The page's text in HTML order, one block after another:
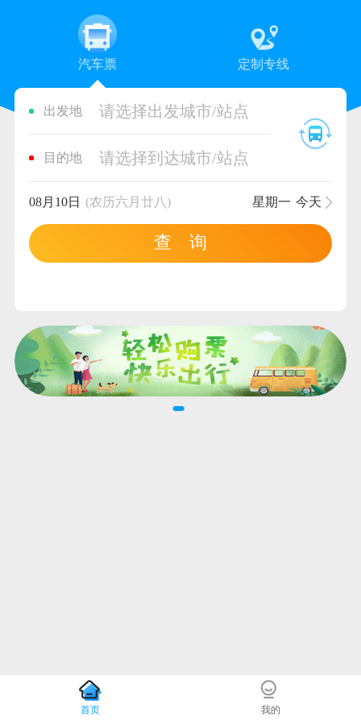
汽车票 定制专线
出发地 请选择出发城市/站点
目的地 请选择到达城市/站点
08月10日 (农历六月廿八) 星期一 今天
查 询
首页 我的